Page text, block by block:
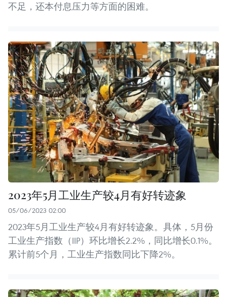
不足，还本付息压力等方面的困难。
2023年5月工业生产较4月有好转迹象
05/06/2023 02:00
2023年5月工业生产较4月有好转迹象。具体，5月份
工业生产指数（IIP）环比增长2.2%，同比增长0.1%。
累计前5个月，工业生产指数同比下降2%。